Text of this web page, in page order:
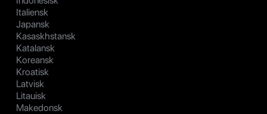
Italiensk
Japansk
Kasaskhstansk
Katalansk
Koreansk
Kroatisk
Latvisk
Litauisk
Makedonsk